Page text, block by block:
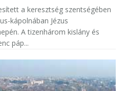
a keresztség szentségében
kápolnában Jézus
és
páp...